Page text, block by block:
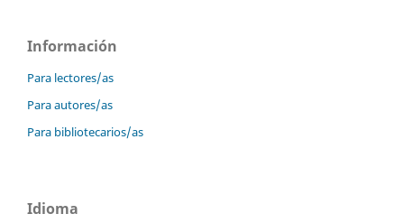
Información
Para lectores/as
Para autores/as
Para bibliotecarios/as
Idioma